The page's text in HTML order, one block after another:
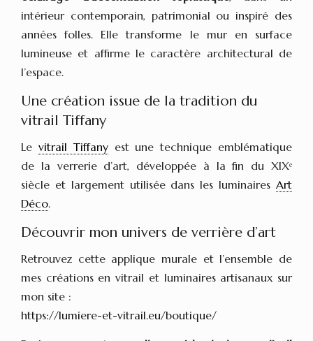
intérieur contemporain, patrimonial ou inspiré des
années folles. Elle transforme le mur en surface
lumineuse et affirme le caractère architectural de
l’espace.
Une création issue de la tradition du
vitrail Tiffany
Le vitrail Tiffanyest une technique emblématique
de la verrerie d’art, développée à la fin du XIXᵉ
siècle et largement utilisée dans les luminaires Art
Déco.
Découvrir mon univers de verrière d’art
Retrouvez cette applique murale et l’ensemble de
mes créations en vitrail et luminaires artisanaux sur
mon site :
https://lumiere-et-vitrail.eu/boutique/